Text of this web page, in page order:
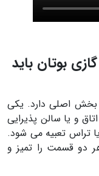
بوتان باید
بخش اصلی دارد. یکی
و یا سالن پذیرایی
تراس تعبیه می شود.
دو قسمت را تمیز و